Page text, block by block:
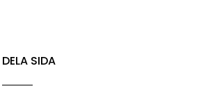
DELA SIDA